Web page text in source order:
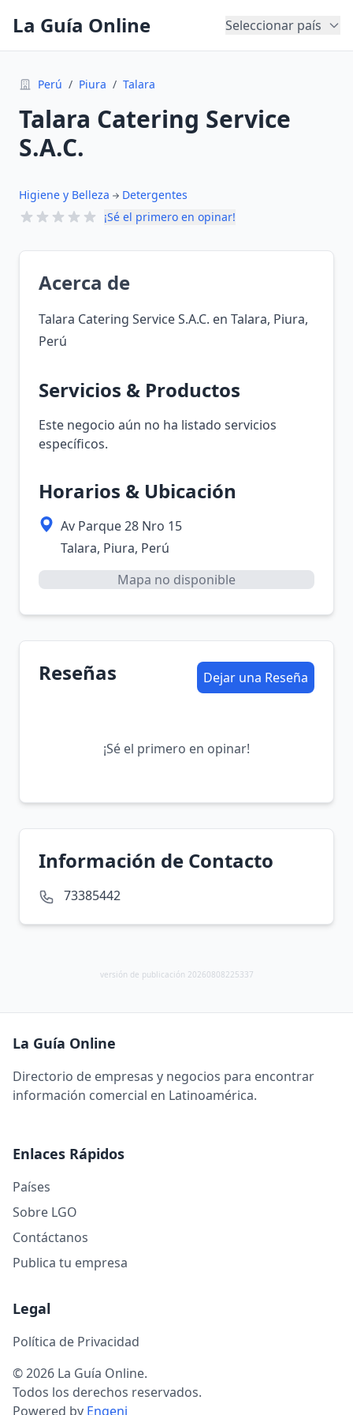
La Guía Online Seleccionar país
Perú / Piura / Talara
Talara Catering Service
S.A.C.
Higiene y Belleza
Detergentes
¡Sé el primero en opinar!
Acerca de
Talara Catering Service S.A.C. en Talara, Piura,
Perú
Servicios & Productos
Este negocio aún no ha listado servicios
específicos.
Horarios & Ubicación
Av Parque 28 Nro 15
Talara, Piura, Perú
Mapa no disponible
Reseñas Dejar una Reseña
¡Sé el primero en opinar!
Información de Contacto
73385442
versión de publicación 20260808225337
La Guía Online
Directorio de empresas y negocios para encontrar
información comercial en Latinoamérica.
Enlaces Rápidos
Países
Sobre LGO
Contáctanos
Publica tu empresa
Legal
Política de Privacidad
© 2026 La Guía Online.
Todos los derechos reservados.
Powered by Engeni